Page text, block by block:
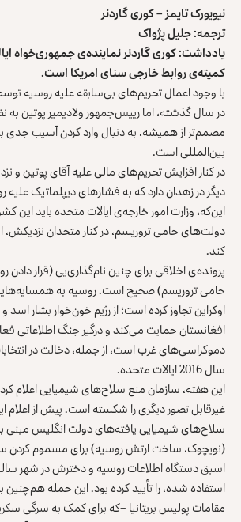
نیویورک تایمز – کوری گاردنر
ترجمه: جلیل پژواک
یادداشت: کوری گاردنر نماینده‌ی جمهوری‌خواه
کمیته‌ی روابط خارجی سنای امریکا است.
با وجود اعمال تحریم‌های بی‌سابقه علیه روسیه
در سال گذشته، اما رییس‌جمهور ولادیمیر پوتین
مصمم‌تر از همیشه، به دنبال وارد کردن آسیب‌ جدی
بین‌المللی است.
در کنار افزایش تحریم‌های مالی علیه آقای پوتین و
دیگر در زهدان دارد که به فشارهای دیپلماتیک علیه
این‌که، وزارت امور خارجه‌ی ایالات متحده باید این
دولت‌های حامی تروریسم، در کنار متحدان نزدیکش،
کند.
پرونده‌ی اخلاقی برای چنین نام‌گذاری‌یی (قرار
حامی تروریسم) صحیح است. روسیه به
اوکراین تجاوز کرده است؛ از رژیم خون‌خوار بشار اسد
افغانستان حمایت می‌کند و درگیر جنگ اطلاعاتی
دموکراسی‌های غرب است، از جمله، دخالت در
سال 2016 ایالات متحده.
این هفته، سازمان منع سلاح‌های شیمیایی اعلام
غیرقابل تصور دیگری را شکسته است. پیش از اعلام
سلاح‌های شیمیایی یافته‌های دولت انگلیس مبنی
(نویچوک، ساخت ارتش روسیه) برای مسموم کردن
اسبق دستگاه اطلاعات روسیه و دخترش در شهر
استفاده شده، را تأیید کرده بود. این حمله
مقامات پولیس بریتانیا –که برای کمک به سرگی